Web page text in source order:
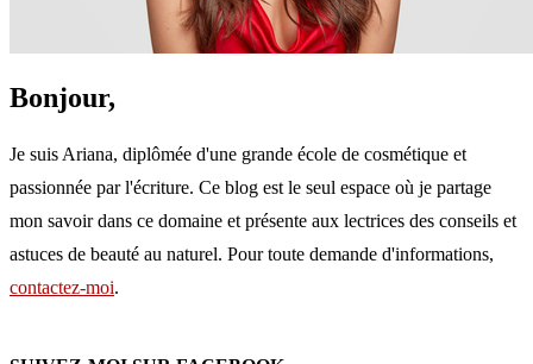
Bonjour,
Je suis Ariana, diplômée d'une grande école de cosmétique et
passionnée par l'écriture. Ce blog est le seul espace où je partage
mon savoir dans ce domaine et présente aux lectrices des conseils et
astuces de beauté au naturel. Pour toute demande d'informations,
contactez-moi.